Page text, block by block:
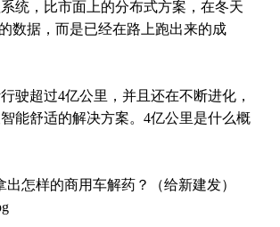
统，比市面上的分布式方案，在冬天
数据，而是已经在路上跑出来的成
驶超过4亿公里，并且还在不断进化，
能舒适的解决方案。4亿公里是什么概